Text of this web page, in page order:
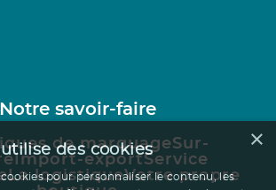
Notre savoir-faire
de marquageSur-
Import-exportService
La logistiqueVotre propre
×
des cookies
pour personnaliser le contenu, les